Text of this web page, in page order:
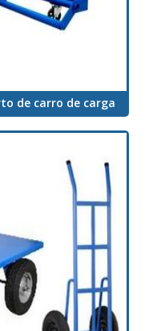
de carro de carga